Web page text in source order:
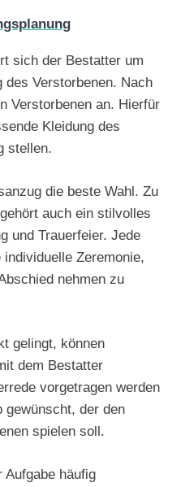
sich der Bestatter um
des Verstorbenen. Nach
Verstorbenen an. Hierfür
Kleidung des
stellen.
die beste Wahl. Zu
auch ein stilvolles
und Trauerfeier. Jede
Zeremonie,
nehmen zu
gelingt, können
dem Bestatter
vorgetragen werden
gewünscht, der den
spielen soll.
Aufgabe häufig